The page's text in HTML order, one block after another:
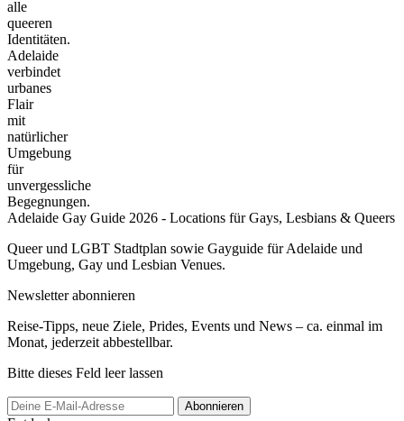
alle
queeren
Identitäten.
Adelaide
verbindet
urbanes
Flair
mit
natürlicher
Umgebung
für
unvergessliche
Begegnungen.
Adelaide Gay Guide 2026 - Locations für Gays, Lesbians & Queers
Queer und LGBT Stadtplan sowie Gayguide für Adelaide und
Umgebung, Gay und Lesbian Venues.
Newsletter abonnieren
Reise-Tipps, neue Ziele, Prides, Events und News – ca. einmal im
Monat, jederzeit abbestellbar.
Bitte dieses Feld leer lassen
Abonnieren